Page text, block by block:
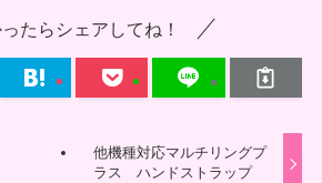
たらシェアしてね！
他機種対応マルチリングプ
ラス ハンドストラップ